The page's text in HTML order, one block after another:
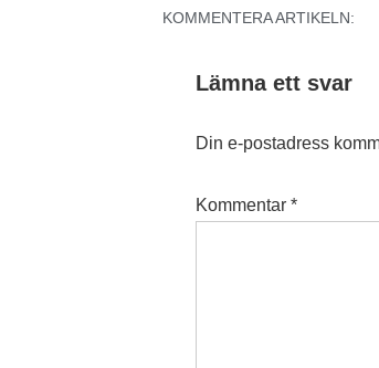
KOMMENTERA ARTIKELN:
Lämna ett svar
Din e-postadress
Kommentar *